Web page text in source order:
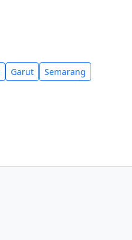
Garut
Semarang